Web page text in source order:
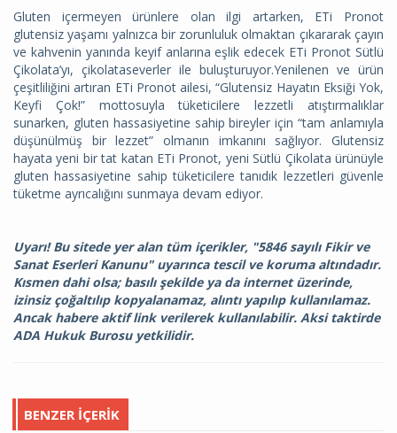
Gluten içermeyen ürünlere olan ilgi artarken, ETi Pronot
glutensiz yaşamı yalnızca bir zorunluluk olmaktan çıkararak çayın
ve kahvenin yanında keyif anlarına eşlik edecek ETi Pronot Sütlü
Çikolata’yı, çikolataseverler ile buluşturuyor.Yenilenen ve ürün
çeşitliliğini artıran ETi Pronot ailesi, “Glutensiz Hayatın Eksiği Yok,
Keyfi Çok!” mottosuyla tüketicilere lezzetli atıştırmalıklar
sunarken, gluten hassasiyetine sahip bireyler için “tam anlamıyla
düşünülmüş bir lezzet” olmanın imkanını sağlıyor. Glutensiz
hayata yeni bir tat katan ETi Pronot, yeni Sütlü Çikolata ürünüyle
gluten hassasiyetine sahip tüketicilere tanıdık lezzetleri güvenle
tüketme ayrıcalığını sunmaya devam ediyor.
Uyarı! Bu sitede yer alan tüm içerikler, "5846 sayılı Fikir ve
Sanat Eserleri Kanunu" uyarınca tescil ve koruma altındadır.
Kısmen dahi olsa; basılı şekilde ya da internet üzerinde,
izinsiz çoğaltılıp kopyalanamaz, alıntı yapılıp kullanılamaz.
Ancak habere aktif link verilerek kullanılabilir. Aksi taktirde
ADA Hukuk Burosu yetkilidir.
BENZER İÇERIK